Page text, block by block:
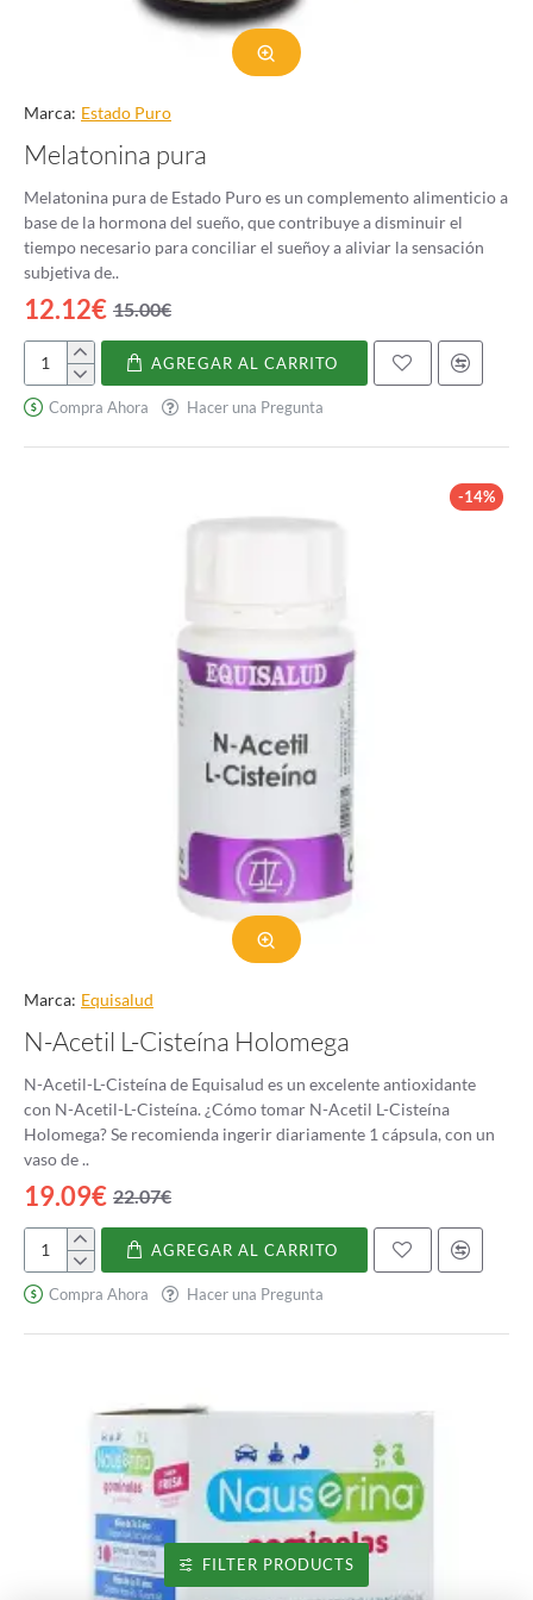
Marca: Estado Puro
Melatonina pura
Melatonina pura de Estado Puro es un complemento alimenticio a
base de la hormona del sueño, que contribuye a disminuir el
tiempo necesario para conciliar el sueñoy a aliviar la sensación
subjetiva de..
12.12€ 15.00€
Melatonina
pura
AGREGAR AL CARRITO
Compra Ahora Hacer una Pregunta
-14%
Marca: Equisalud
N-Acetil L-Cisteína Holomega
N-Acetil-L-Cisteína de Equisalud es un excelente antioxidante
con N-Acetil-L-Cisteína. ¿Cómo tomar N-Acetil L-Cisteína
Holomega? Se recomienda ingerir diariamente 1 cápsula, con un
vaso de ..
19.09€ 22.07€
Acetil
L-
Cisteína
AGREGAR AL CARRITO
Compra Ahora Hacer una Pregunta
FILTER PRODUCTS